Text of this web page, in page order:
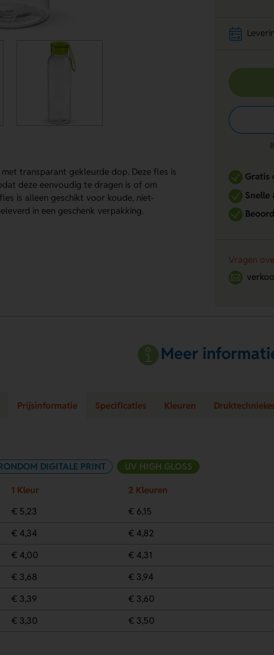
transparant gekleurde dop. Deze fles is
deze eenvoudig te dragen is of om
is alleen geschikt voor koude, niet-
in een geschenk verpakking.
Gratis
Snelle
Vragen
Meer
Prijsinformatie Specificaties Kleuren
DIGITALE PRINT UV HIGH GLOSS
1 Kleur 2 Kleuren
€ 5,23 € 6,15
€ 4,34 € 4,82
€ 4,00 € 4,31
€ 3,68 € 3,94
€ 3,39 € 3,60
€ 3,30 € 3,50